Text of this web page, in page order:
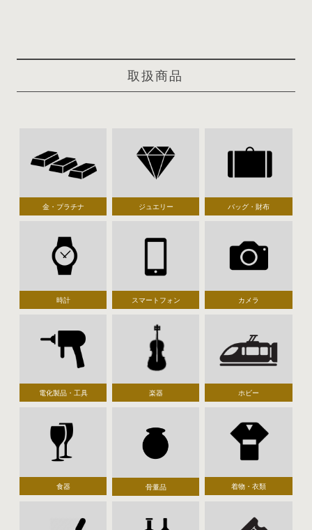
取扱商品
金・プラチナ ジュエリー バッグ・財布
時計 スマートフォン カメラ
電化製品・工具 楽器 ホビー
食器 骨董品 着物・衣類